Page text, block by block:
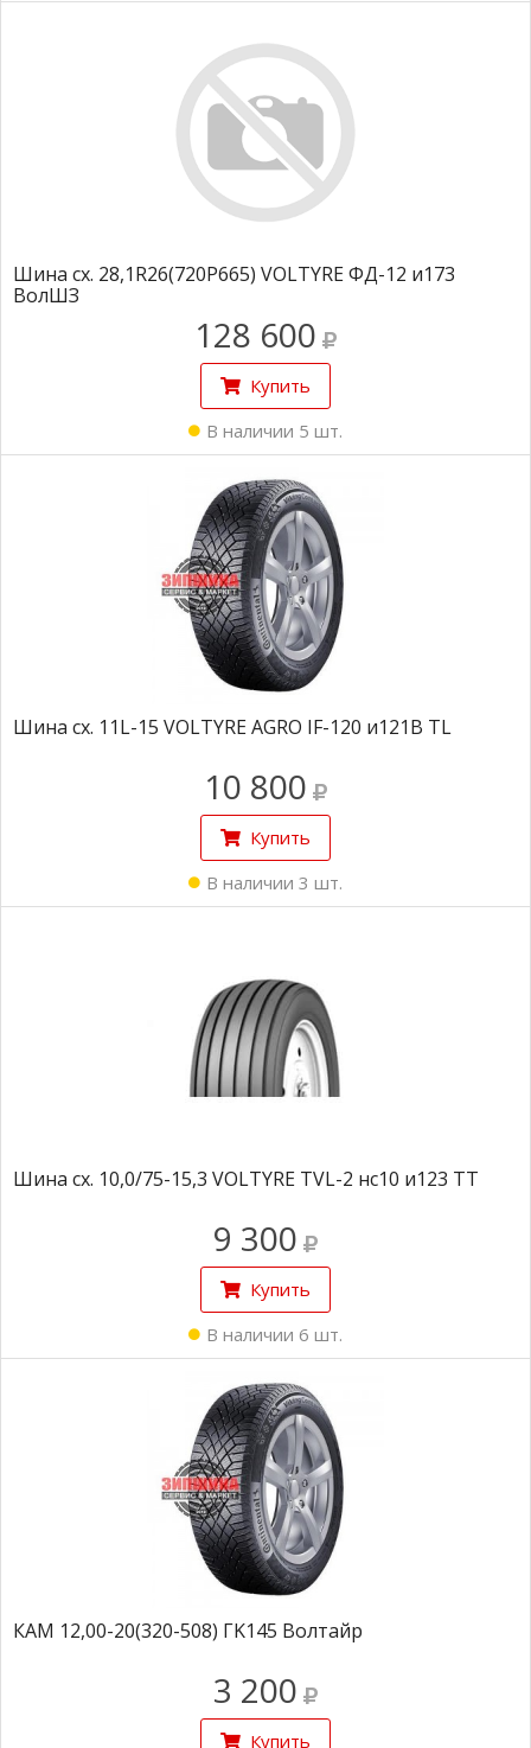
Шина сх. 28,1R26(720P665) VOLTYRE ФД-12 и173
ВолШЗ
128 600
Купить
В наличии 5 шт.
Шина сх. 11L-15 VOLTYRE AGRO IF-120 и121B TL
10 800
Купить
В наличии 3 шт.
Шина сх. 10,0/75-15,3 VOLTYRE TVL-2 нс10 и123 TT
9 300
Купить
В наличии 6 шт.
КАМ 12,00-20(320-508) ГK145 Волтайр
3 200
Купить